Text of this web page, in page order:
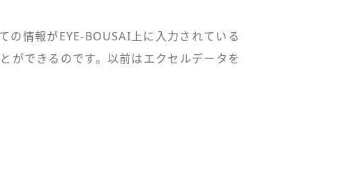
の情報がEYE-BOUSAI上に入力されている
ができるのです。以前はエクセルデータを